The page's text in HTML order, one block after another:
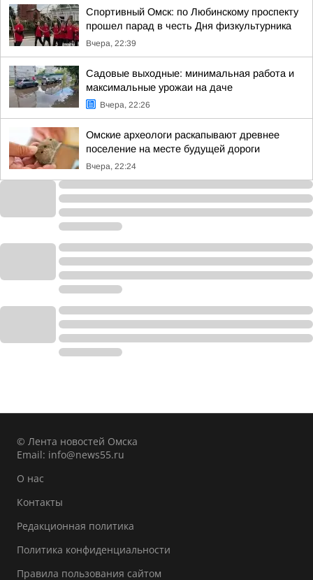
Спортивный Омск: по Любинскому проспекту
прошел парад в честь Дня физкультурника
Вчера, 22:39
Садовые выходные: минимальная работа и
максимальные урожаи на даче
Вчера, 22:26
Омские археологи раскапывают древнее
поселение на месте будущей дороги
Вчера, 22:24
© Лента новостей Омска
Email: info@news55.ru
О нас
Контакты
Редакционная политика
Политика конфиденциальности
Правила пользования сайтом